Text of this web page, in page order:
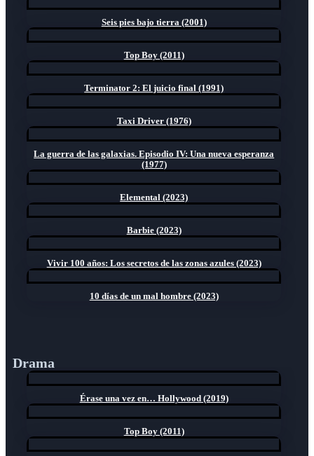
Seis pies bajo tierra (2001)
Top Boy (2011)
Terminator 2: El juicio final (1991)
Taxi Driver (1976)
La guerra de las galaxias. Episodio IV: Una nueva esperanza
(1977)
Elemental (2023)
Barbie (2023)
Vivir 100 años: Los secretos de las zonas azules (2023)
10 días de un mal hombre (2023)
Drama
Érase una vez en… Hollywood (2019)
Top Boy (2011)